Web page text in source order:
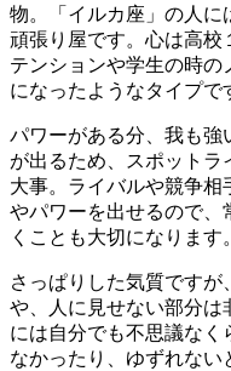
物。「イルカ座」の人に
頑張り屋です。心は高校
テンションや学生の時の
になったようなタイプで
パワーがある分、我も強
が出るため、スポット
大事。ライバルや競争
やパワーを出せるので、
くことも大切になります。
さっぱりした気質です
や、人に見せない部分は
には自分でも不思議な
なかったり、ゆずれない